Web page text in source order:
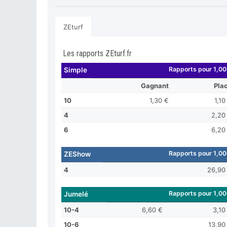
ZEturf
Les rapports ZEturf.fr
Simple Rapports pour
Gagnant
10
1,30 €
4
2,20
6
6,20
ZEShow Rapports pour
4 26,90
Jumelé Rapports pour
10-4 6,60 €
10-6
13,90